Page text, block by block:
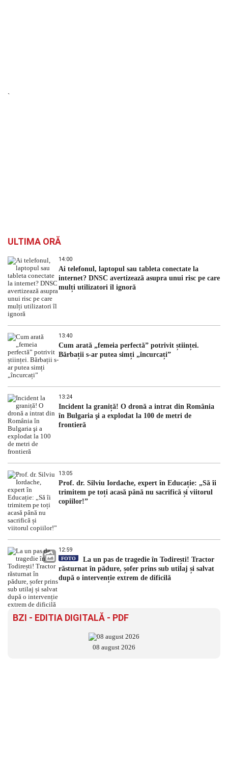
`
ULTIMA ORĂ
14:00
Ai telefonul, laptopul sau tableta conectate la
internet? DNSC avertizează asupra unui risc pe care
mulți utilizatori îl ignoră
13:40
Cum arată „femeia perfectă” potrivit științei.
Bărbații s-ar putea simți „încurcați”
13:24
Incident la graniță! O dronă a intrat din România
în Bulgaria şi a explodat la 100 de metri de
frontieră
13:05
Prof. dr. Silviu Iordache, expert în Educație: „Să îi
trimitem pe toți acasă până nu sacrifică și viitorul
copiilor!”
12:59
FOTO
La un pas de tragedie în Todirești! Tractor
răsturnat în pădure, șofer prins sub utilaj și salvat
după o intervenție extrem de dificilă
BZI - EDITIA DIGITALĂ - PDF
08 august 2026